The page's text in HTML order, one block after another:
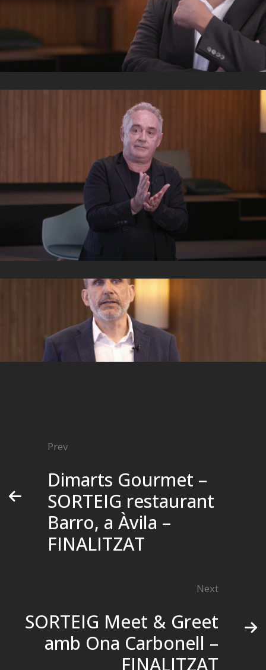
Prev
Dimarts Gourmet –
SORTEIG restaurant
Barro, a Àvila –
FINALITZAT
Next
SORTEIG Meet & Greet
amb Ona Carbonell –
FINALITZAT